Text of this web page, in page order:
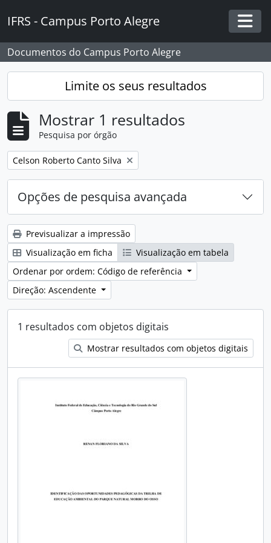
IFRS - Campus Porto Alegre
Documentos do Campus Porto Alegre
Limite os seus resultados
Mostrar 1 resultados
Pesquisa por órgão
Remover filtro:
Celson Roberto Canto Silva
Opções de pesquisa avançada
Previsualizar a impressão
Visualização em ficha
Visualização em tabela
Ordenar por ordem: Código de referência
Direção: Ascendente
1 resultados com objetos digitais
Mostrar resultados com objetos digitais